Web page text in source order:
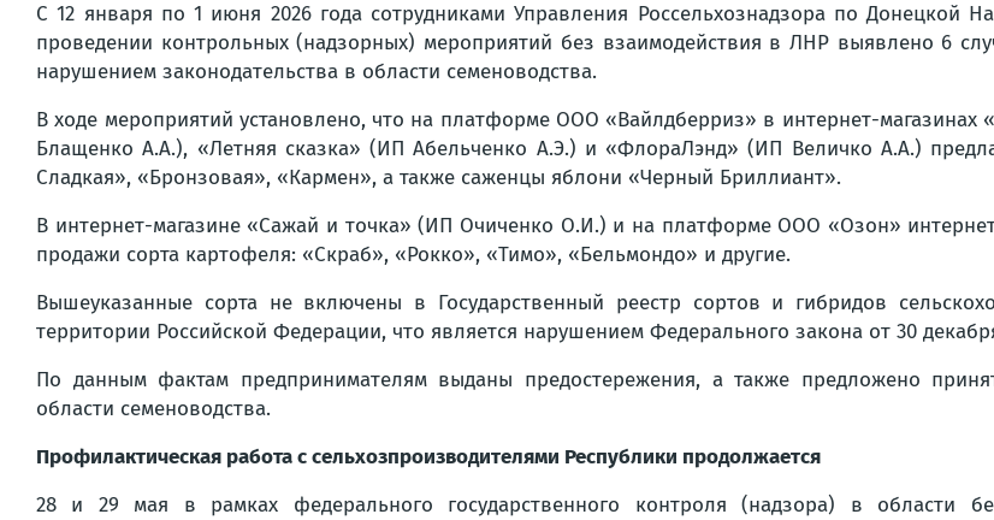
С 12 января по 1 июня 2026 года сотрудниками Управления Россельхознадзора по Донецкой
проведении контрольных (надзорных) мероприятий без взаимодействия в ЛНР выявлено 6
нарушением законодательства в области семеноводства.
В ходе мероприятий установлено, что на платформе ООО «Вайлдберриз» в интернет-
Блащенко А.А.), «Летняя сказка» (ИП Абельченко А.Э.) и «ФлораЛэнд» (ИП Величко А.А.)
Сладкая», «Бронзовая», «Кармен», а также саженцы яблони «Черный Бриллиант».
В интернет-магазине «Сажай и точка» (ИП Очиченко О.И.) и на платформе ООО «Озон»
продажи сорта картофеля: «Скраб», «Рокко», «Тимо», «Бельмондо» и другие.
Вышеуказанные сорта не включены в Государственный реестр сортов и гибридов
территории Российской Федерации, что является нарушением Федерального закона от 30
По данным фактам предпринимателям выданы предостережения, а также предложено
области семеноводства.
Профилактическая работа с сельхозпроизводителями Республики продолжается
28 и 29 мая в рамках федерального государственного контроля (надзора) в области